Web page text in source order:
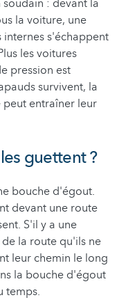
: devant la
la voiture, une
internes s'échappent
les voitures
pression est
survivent, la
entraîner leur
guettent ?
bouche d'égout.
devant une route
S'il y a une
la route qu'ils ne
leur chemin le long
la bouche d'égout
temps.